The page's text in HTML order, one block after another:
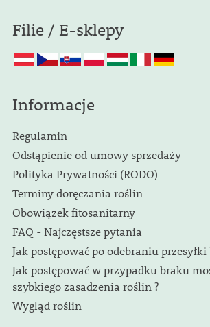
Filie / E-sklepy
Informacje
Regulamin
Odstąpienie od umowy sprzedaży
Polityka Prywatności (RODO)
Terminy doręczania roślin
Obowiązek fitosanitarny
FAQ - Najczęstsze pytania
Jak postępować po odebraniu przesyłki
Jak postępować w przypadku braku
szybkiego zasadzenia roślin ?
Wygląd roślin